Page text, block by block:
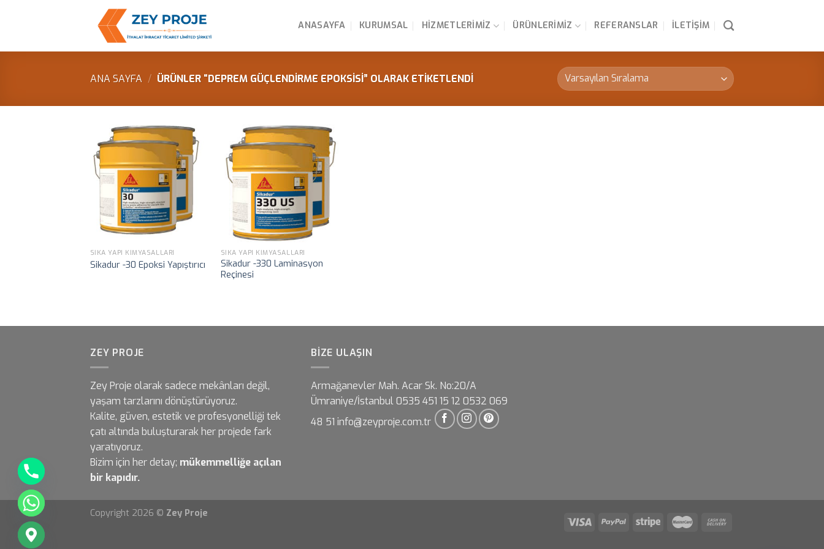
ANASAYFA KURUMSAL HIZMETLERIMIZ ÜRÜNLERIMIZ REFERANSLAR İLETIŞIM
ANA SAYFA / ÜRÜNLER “DEPREM GÜÇLENDIRME EPOKSISI” OLARAK ETIKETLENDI
SIKA YAPI KIMYASALLARI
Sikadur -30 Epoksi Yapıştırıcı
SIKA YAPI KIMYASALLARI
Sikadur -330 Laminasyon
Reçinesi
ZEY PROJE
Zey Proje olarak sadece mekânları değil,
yaşam tarzlarını dönüştürüyoruz.
Kalite, güven, estetik ve profesyonelliği tek
çatı altında buluşturarak her projede fark
yaratıyoruz.
Bizim için her detay; mükemmelliğe açılan
bir kapıdır.
BIZE ULAŞIN
Armağanevler Mah. Acar Sk. No:20/A
Ümraniye/İstanbul 0535 451 15 12 0532 069
48 51 info@zeyproje.com.tr
Copyright 2026 © Zey Proje